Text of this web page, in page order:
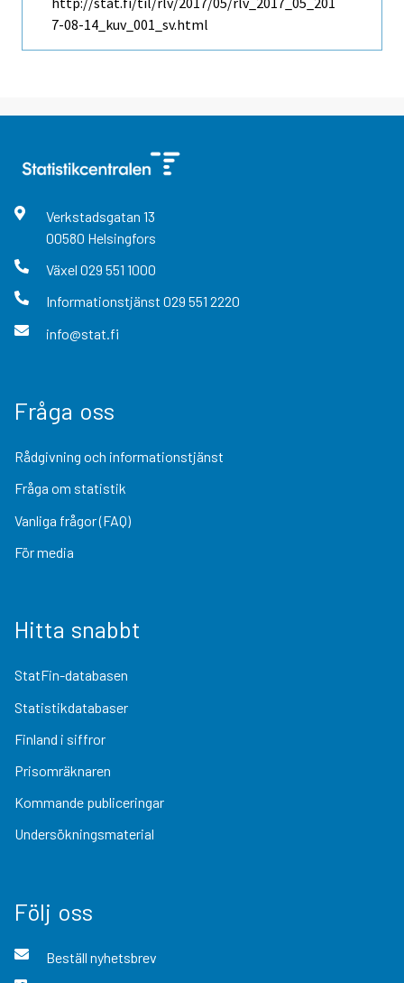
7-08-14_kuv_001_sv.html
Verkstadsgatan 13
00580 Helsingfors
Växel 029 551 1000
Informationstjänst 029 551 2220
info@stat.fi
Fråga oss
Rådgivning och informationstjänst
Fråga om statistik
Vanliga frågor (FAQ)
För media
Hitta snabbt
StatFin-databasen
Statistikdatabaser
Finland i siffror
Prisomräknaren
Kommande publiceringar
Undersökningsmaterial
Följ oss
Beställ nyhetsbrev